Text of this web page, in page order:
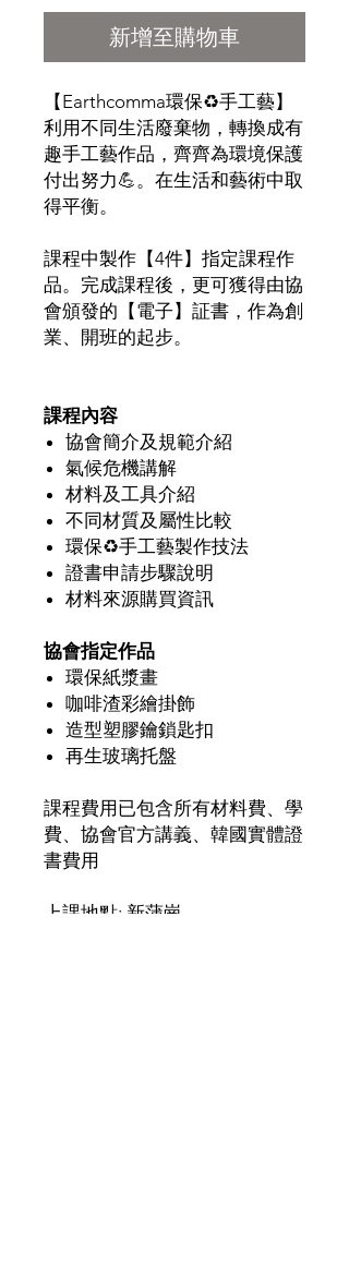
新增至購物車
【 Earthcomma環保♻手工藝】
利用不同生活廢棄物，轉換成有
趣手工藝作品，齊齊為環境保護
付出努力💪。在生活和藝術中取
得平衡。
課程中製作【4件】指定課程作
品。完成課程後，更可獲得由協
會頒發的【電子】証書，作為創
業、開班的起步。
課程內容
協會簡介及規範介紹
氣候危機講解
材料及工具介紹
不同材質及屬性比較
環保♻手工藝製作技法
證書申請步驟說明
材料來源購買資訊
協會指定作品
環保紙漿畫
咖啡渣彩繪掛飾
造型塑膠鑰鎖匙扣
再生玻璃托盤
課程費用已包含所有材料費、學
費、協會官方講義、韓國實體證
書費用
上課地點: 新蒲崗